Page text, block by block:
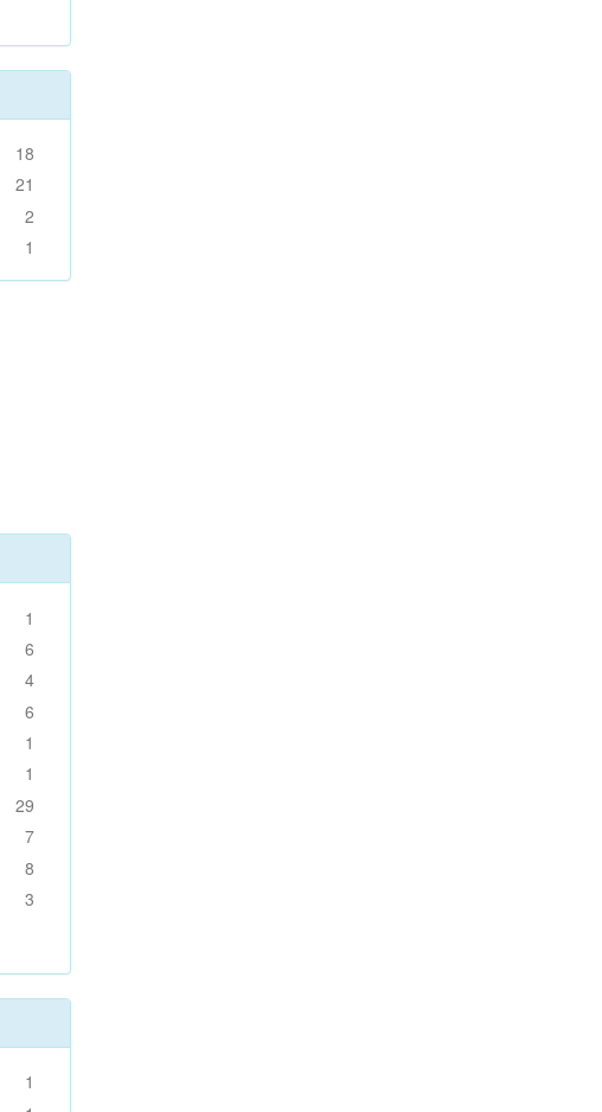
18
21
2
1
1
6
4
6
1
1
29
7
8
3
1